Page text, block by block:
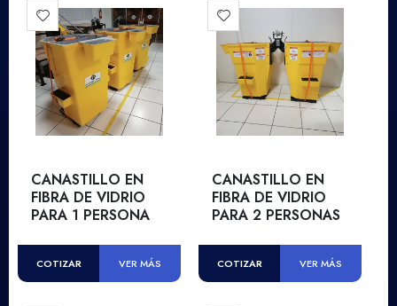
CANASTILLO EN
FIBRA DE VIDRIO
PARA 1 PERSONA
COTIZAR VER MÁS
CANASTILLO EN
FIBRA DE VIDRIO
PARA 2 PERSONAS
COTIZAR VER MÁS